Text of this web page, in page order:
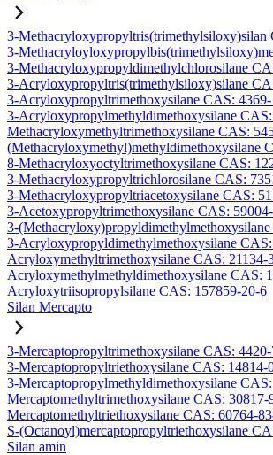
3-Methacryloxypropyltris(trimethylsiloxy)silan
3-
3-Methacryloxypropyldimethylchlorosilane
3-Acryloxypropyltris(trimethylsiloxy)silane
3-Acryloxypropyltrimethoxysilane CAS:
3-Acryloxypropylmethyldimethoxysilane
Methacryloxymethyltrimethoxysilane CAS:
(Methacryloxymethyl)methyldimethoxysilane
8-Methacryloxyoctyltrimethoxysilane CAS:
3-Methacryloxypropyltrichlorosilane CAS:
3-Methacryloxypropyltriacetoxysilane CAS:
3-Acetoxypropyltrimethoxysilane CAS: 59004-
3-
3-Acryloxypropyldimethylmethoxysilane CAS:
Acryloxymethyltrimethoxysilane CAS: 21134-
Acryloxymethylmethyldimethoxysilane CAS:
Acryloxytriisopropylsilane CAS: 157859-20-6
Silan Mercapto
3-Mercaptopropyltrimethoxysilane CAS:
3-Mercaptopropyltriethoxysilane CAS: 14814-
3-Mercaptopropylmethyldimethoxysilane
Mercaptomethyltrimethoxysilane CAS: 30817-
Mercaptomethyltriethoxysilane CAS: 60764-
S-(Octanoyl)mercaptopropyltriethoxysilane
Silan amin